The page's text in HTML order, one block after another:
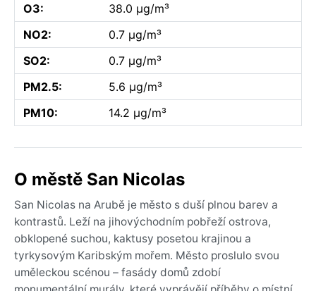
O3:
38.0 µg/m³
NO2:
0.7 µg/m³
SO2:
0.7 µg/m³
PM2.5:
5.6 µg/m³
PM10:
14.2 µg/m³
O městě San Nicolas
San Nicolas na Arubě je město s duší plnou barev a
kontrastů. Leží na jihovýchodním pobřeží ostrova,
obklopené suchou, kaktusy posetou krajinou a
tyrkysovým Karibským mořem. Město proslulo svou
uměleckou scénou – fasády domů zdobí